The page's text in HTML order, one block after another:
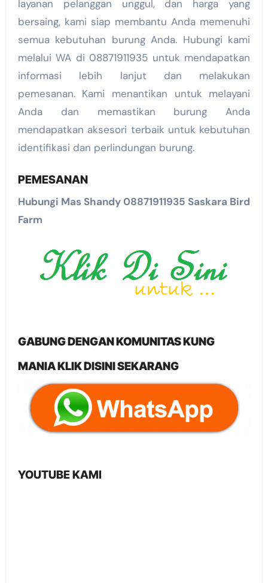
layanan pelanggan unggul, dan harga yang
bersaing, kami siap membantu Anda memenuhi
semua kebutuhan burung Anda. Hubungi kami
melalui WA di 08871911935 untuk mendapatkan
informasi lebih lanjut dan melakukan
pemesanan. Kami menantikan untuk melayani
Anda dan memastikan burung Anda
mendapatkan aksesori terbaik untuk kebutuhan
identifikasi dan perlindungan burung.
PEMESANAN
Hubungi Mas Shandy 08871911935 Saskara Bird
Farm
GABUNG DENGAN KOMUNITAS KUNG
MANIA KLIK DISINI SEKARANG
YOUTUBE KAMI